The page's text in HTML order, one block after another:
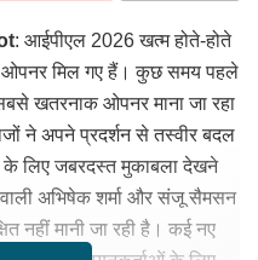
: आईपीएल 2026 खत्म होते-होते
ओपनर मिल गए हैं। कुछ समय पहले
खतरनाक ओपनर माना जा रहा
ने अपने प्रदर्शन से तस्वीर बदल
के लिए जबरदस्त मुकाबला देखने
अभिषेक शर्मा और संजू सैमसन
नहीं मानी जा रही है। कई नए